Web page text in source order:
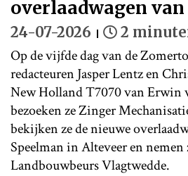
overlaadwagen
24-07-2026 2
Op de vijfde dag van de
redacteuren Jasper Lentz en
New Holland T7070 van Erwin
bezoeken ze Zinger
bekijken ze de nieuwe
Speelman in Alteveer en
Landbouwbeurs Vlagtwedde.